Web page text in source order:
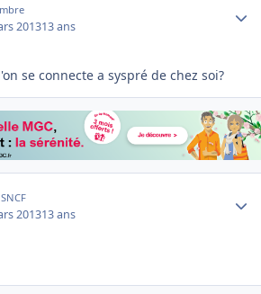
201313 ans
se connecte a syspré de chez soi?
201313 ans